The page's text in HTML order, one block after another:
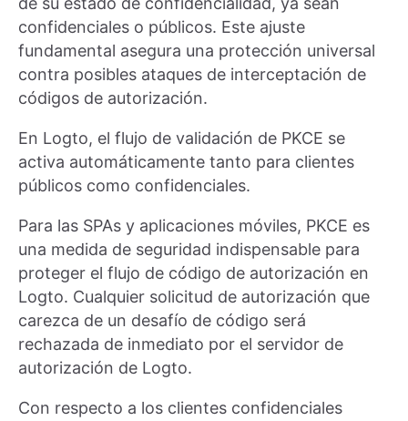
confidenciales o públicos. Este ajuste
fundamental asegura una protección universal
contra posibles ataques de interceptación de
códigos de autorización.
En Logto, el flujo de validación de PKCE se
activa automáticamente tanto para clientes
públicos como confidenciales.
Para las SPAs y aplicaciones móviles, PKCE es
una medida de seguridad indispensable para
proteger el flujo de código de autorización en
Logto. Cualquier solicitud de autorización que
carezca de un desafío de código será
rechazada de inmediato por el servidor de
autorización de Logto.
Con respecto a los clientes confidenciales